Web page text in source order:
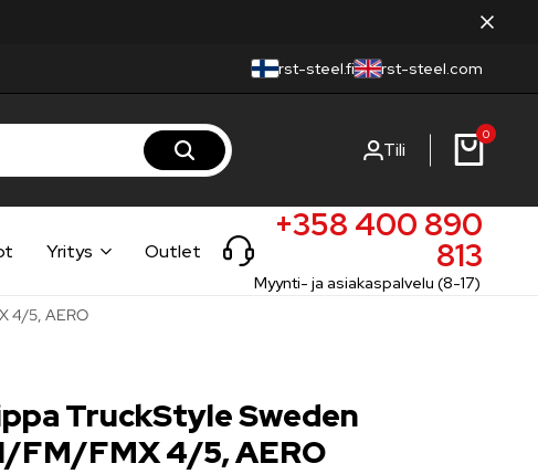
rst-steel.fi rst-steel.com
Tili
0
Yritys Outlet
+358 400 890
813
Myynti- ja asiakaspalvelu (8-17)
4/5, AERO
TruckStyle Sweden
FM/FMX 4/5, AERO